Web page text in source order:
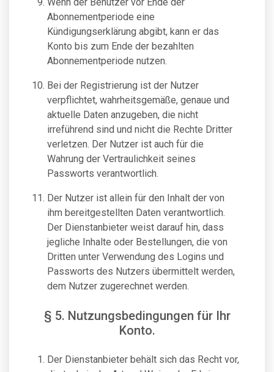
Abonnementperiode eine
Kündigungserklärung abgibt, kann er das
Konto bis zum Ende der bezahlten
Abonnementperiode nutzen.
Bei der Registrierung ist der Nutzer
verpflichtet, wahrheitsgemäße, genaue und
aktuelle Daten anzugeben, die nicht
irreführend sind und nicht die Rechte Dritter
verletzen. Der Nutzer ist auch für die
Wahrung der Vertraulichkeit seines
Passworts verantwortlich.
Der Nutzer ist allein für den Inhalt der von
ihm bereitgestellten Daten verantwortlich.
Der Dienstanbieter weist darauf hin, dass
jegliche Inhalte oder Bestellungen, die von
Dritten unter Verwendung des Logins und
Passworts des Nutzers übermittelt werden,
dem Nutzer zugerechnet werden.
§ 5. Nutzungsbedingungen für Ihr
Konto.
Der Dienstanbieter behält sich das Recht vor,